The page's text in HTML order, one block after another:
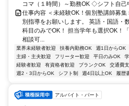
コマ（１時間）～勤務OK ◇シフト自己
仕事内容 ＜未経験OK！個別塾講師募
別指導をお願いします。 英語・国語・
科目のみでOK！ 担当学年も選択OK！
相談可...
業界未経験者歓迎 扶養内勤務OK 週1日からOK
主婦・主夫歓迎
フリーター歓迎 平日のみOK
経験者歓迎
有資格者歓迎 ブランクOK 交通費
週2・3日からOK
シフト制 週4日以上OK 履歴
アルバイト・パート